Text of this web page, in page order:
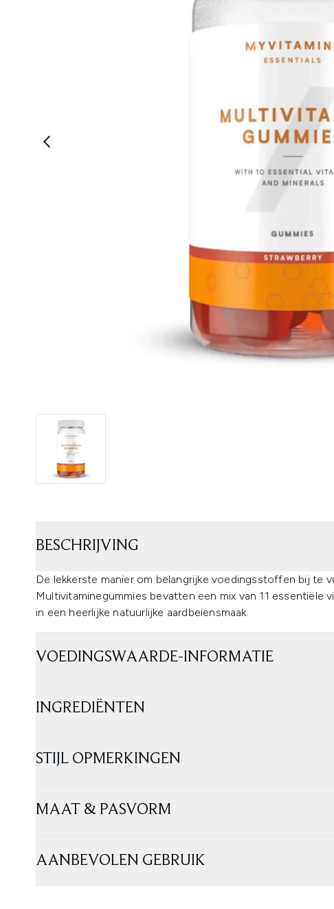
BESCHRIJVING
De lekkerste manier om belangrijke voedingsstoffen bij te
Multivitaminegummies bevatten een mix van 11 essentiële
in een heerlijke natuurlijke aardbeiensmaak.
VOEDINGSWAARDE-INFORMATIE
INGREDIËNTEN
STIJL OPMERKINGEN
MAAT & PASVORM
AANBEVOLEN GEBRUIK